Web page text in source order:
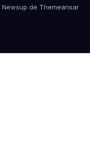
Newsup de Themeansar